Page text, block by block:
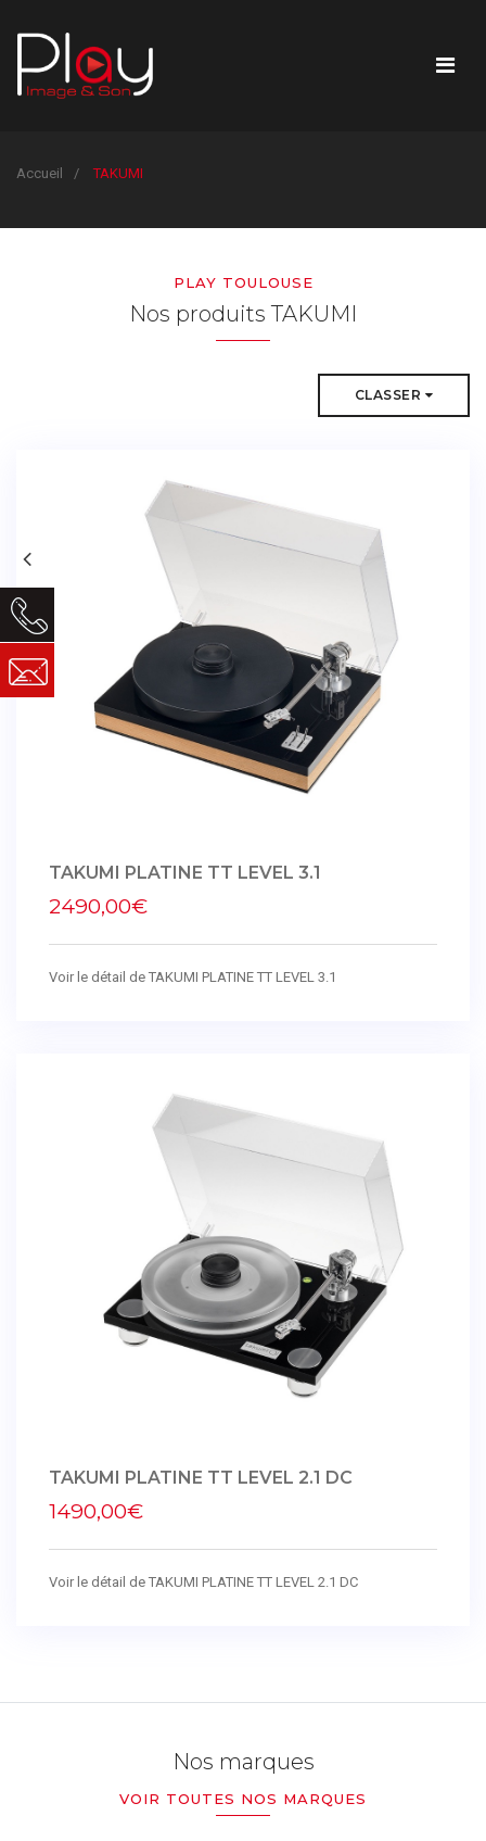
Accueil TAKUMI
PLAY TOULOUSE
Nos produits TAKUMI
CLASSER
TAKUMI PLATINE TT LEVEL 3.1
2490,00€
Voir le détail de TAKUMI PLATINE TT LEVEL 3.1
TAKUMI PLATINE TT LEVEL 2.1 DC
1490,00€
Voir le détail de TAKUMI PLATINE TT LEVEL 2.1 DC
Nos marques
VOIR TOUTES NOS MARQUES